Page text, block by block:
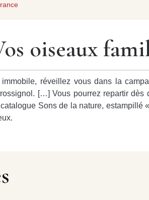
oiseaux
réveillez vous dans la
[…] Vous pourrez repartir
Sons de la nature,